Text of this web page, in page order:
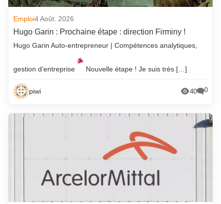
Emploi4 Août. 2026
Hugo Garin : Prochaine étape : direction Firminy !
Hugo Garin Auto-entrepreneur | Compétences analytiques,
gestion d’entreprise Nouvelle étape ! Je suis très […]
piwi 40 0